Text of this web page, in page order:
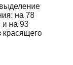
на 78
и на 93
красящего